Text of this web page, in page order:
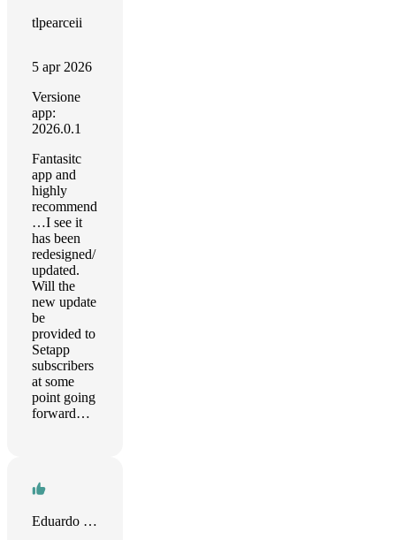
tlpearceii
5 apr 2026
Versione
app:
2026.0.1
Fantasitc
app and
highly
recommend
…I see it
has been
redesigned/
updated.
Will the
new update
be
provided to
Setapp
subscribers
at some
point going
forward…
Eduardo Rivera